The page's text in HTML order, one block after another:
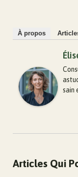
À propos
sain
Articles Qui